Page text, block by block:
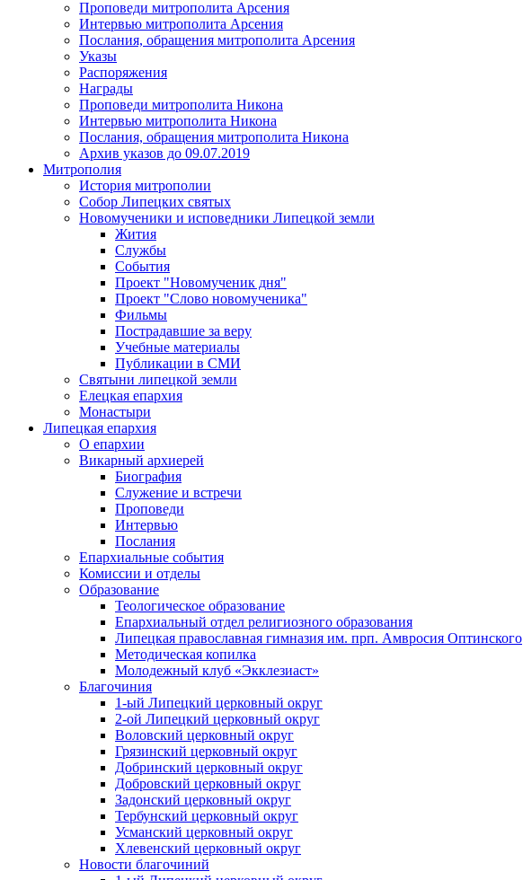
Проповеди митрополита Арсения
Интервью митрополита Арсения
Послания, обращения митрополита Арсения
Указы
Распоряжения
Награды
Проповеди митрополита Никона
Интервью митрополита Никона
Послания, обращения митрополита Никона
Архив указов до 09.07.2019
Митрополия
История митрополии
Собор Липецких святых
Новомученики и исповедники Липецкой земли
Жития
Службы
События
Проект "Новомученик дня"
Проект "Слово новомученика"
Фильмы
Пострадавшие за веру
Учебные материалы
Публикации в СМИ
Святыни липецкой земли
Елецкая епархия
Монастыри
Липецкая епархия
О епархии
Викарный архиерей
Биография
Служение и встречи
Проповеди
Интервью
Послания
Епархиальные события
Комиссии и отделы
Образование
Теологическое образование
Епархиальный отдел религиозного образования
Липецкая православная гимназия им. прп. Амвросия Оптинского
Методическая копилка
Молодежный клуб «Экклезиаст»
Благочиния
1-ый Липецкий церковный округ
2-ой Липецкий церковный округ
Воловский церковный округ
Грязинский церковный округ
Добринский церковный округ
Добровский церковный округ
Задонский церковный округ
Тербунский церковный округ
Усманский церковный округ
Хлевенский церковный округ
Новости благочиний